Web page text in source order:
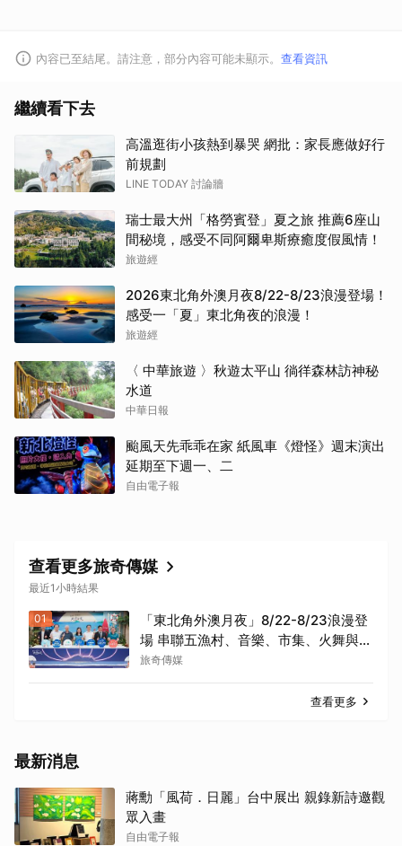
內容已至結尾。請注意，部分內容可能未顯示。 查看資訊
繼續看下去
高溫逛街小孩熱到暴哭 網批：家長應做好行
前規劃
LINE TODAY 討論牆
瑞士最大州「格勞賓登」夏之旅 推薦6座山
間秘境，感受不同阿爾卑斯療癒度假風情！
旅遊經
2026東北角外澳月夜8/22-8/23浪漫登場！
感受一「夏」東北角夜的浪漫！
旅遊經
〈 中華旅遊 〉秋遊太平山 徜徉森林訪神秘
水道
中華日報
颱風天先乖乖在家 紙風車《燈怪》週末演出
延期至下週一、二
自由電子報
查看更多旅奇傳媒
最近1小時結果
01
「東北角外澳月夜」8/22-8/23浪漫登
場 串聯五漁村、音樂、市集、火舞與慢
旅共度夏夜
旅奇傳媒
查看更多
最新消息
蔣勳「風荷．日麗」台中展出 親錄新詩邀觀
眾入畫
自由電子報